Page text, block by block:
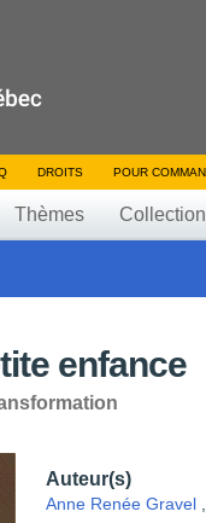
DROITS POUR
Thèmes
enfance
Auteur(s)
Anne Renée Gravel